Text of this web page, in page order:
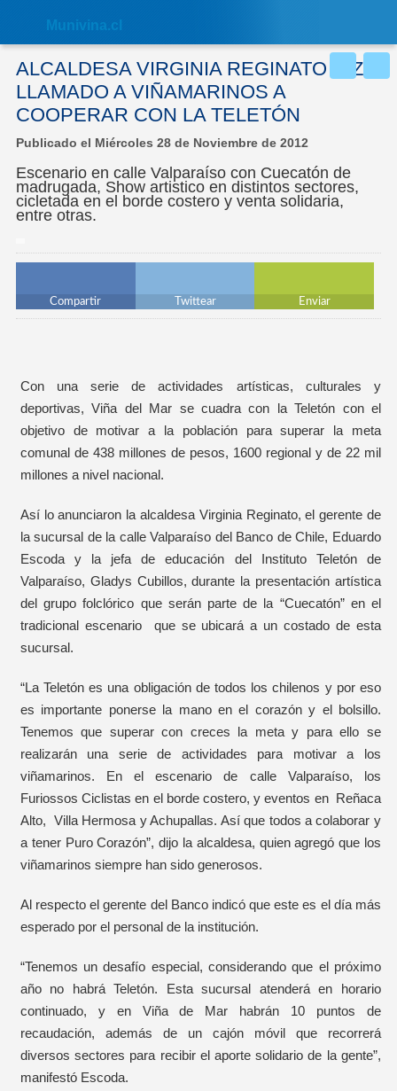
web
incluye
sistema
accesibilidad.
Munivina.cl
ALCALDESA VIRGINIA REGINATO HIZO
LLAMADO A VIÑAMARINOS A
COOPERAR CON LA TELETÓN
Publicado el Miércoles 28 de Noviembre de 2012
Escenario en calle Valparaíso con Cuecatón de
madrugada, Show artistico en distintos sectores,
cicletada en el borde costero y venta solidaria,
entre otras.
Compartir Twittear Enviar
Con una serie de actividades artísticas, culturales y
deportivas, Viña del Mar se cuadra con la Teletón con el
objetivo de motivar a la población para superar la meta
comunal de 438 millones de pesos, 1600 regional y de 22 mil
millones a nivel nacional.
Así lo anunciaron la alcaldesa Virginia Reginato, el gerente de
la sucursal de la calle Valparaíso del Banco de Chile, Eduardo
Escoda y la jefa de educación del Instituto Teletón de
Valparaíso, Gladys Cubillos, durante la presentación artística
del grupo folclórico que serán parte de la “Cuecatón” en el
tradicional escenario que se ubicará a un costado de esta
sucursal.
“La Teletón es una obligación de todos los chilenos y por eso
es importante ponerse la mano en el corazón y el bolsillo.
Tenemos que superar con creces la meta y para ello se
realizarán una serie de actividades para motivar a los
viñamarinos. En el escenario de calle Valparaíso, los
Furiossos Ciclistas en el borde costero, y eventos en Reñaca
Alto, Villa Hermosa y Achupallas. Así que todos a colaborar y
a tener Puro Corazón”, dijo la alcaldesa, quien agregó que los
viñamarinos siempre han sido generosos.
Al respecto el gerente del Banco indicó que este es el día más
esperado por el personal de la institución.
“Tenemos un desafío especial, considerando que el próximo
año no habrá Teletón. Esta sucursal atenderá en horario
continuado, y en Viña de Mar habrán 10 puntos de
recaudación, además de un cajón móvil que recorrerá
diversos sectores para recibir el aporte solidario de la gente”,
manifestó Escoda.